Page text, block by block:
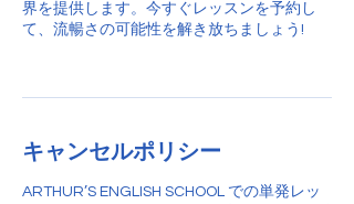
界を提供します。今すぐレッスンを予約し
て、流暢さの可能性を解き放ちましょう!
キャンセルポリシー
ARTHUR’S ENGLISH SCHOOL での単発レッ